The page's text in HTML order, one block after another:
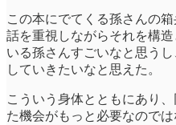
この本にでてくる孫さんの
話を重視しながらそれを構
いる孫さんすごいなと思う
していきたいなと思えた。
こういう身体とともにあり
た機会がもっと必要なので